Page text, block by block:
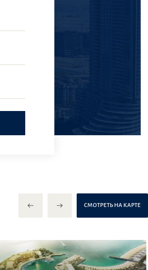
СМОТРЕТЬ НА КАРТЕ